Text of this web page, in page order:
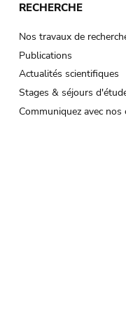
RECHERCHE
Nos travaux de
Publications
Actualités scientifiques
Stages & séjours
Communiquez avec nos